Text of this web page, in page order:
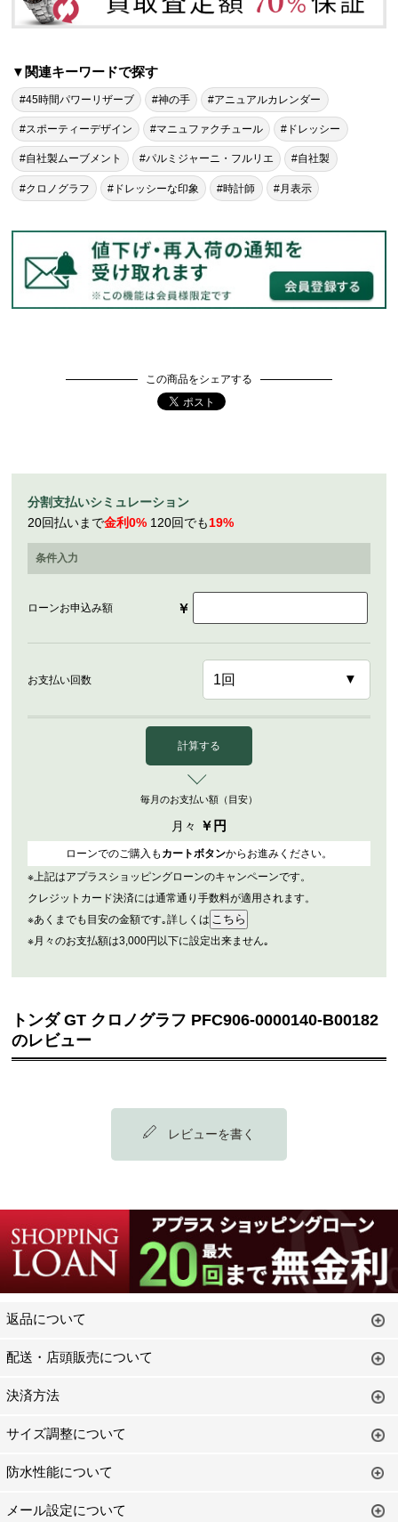
▼関連キーワードで探す
#45時間パワーリザーブ #神の手 #アニュアルカレンダー
#スポーティーデザイン #マニュファクチュール #ドレッシー
#自社製ムーブメント #パルミジャーニ・フルリエ #自社製
#クロノグラフ #ドレッシーな印象 #時計師 #月表示
この商品をシェアする
分割支払いシミュレーション
20回払いまで金利0% 120回でも19%
条件入力
ローンお申込み額 ￥
お支払い回数
計算する
毎月のお支払い額（目安）
月々 ￥ 円
ローンでのご購入も カートボタンからお進みください。
※上記はアプラスショッピングローンのキャンペーンです。
クレジットカード決済には通常通り手数料が適用されます。
※あくまでも目安の金額です｡詳しくは
※月々のお支払額は3,000円以下に設定出来ません｡
トンダ GT クロノグラフ PFC906-0000140-B00182
のレビュー
レビューを書く
返品について
配送・店頭販売について
決済方法
サイズ調整について
防水性能について
メール設定について